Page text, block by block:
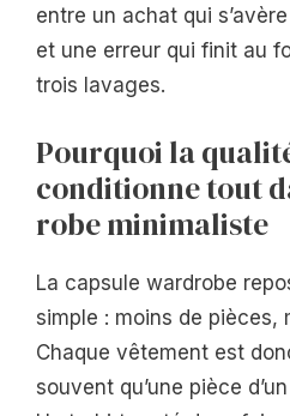
entre un achat qui
et une erreur qui finit au
trois lavages.
Pourquoi la
conditionne tout
robe minimaliste
La capsule wardrobe
simple : moins de pièces,
Chaque vêtement est
souvent qu’une pièce